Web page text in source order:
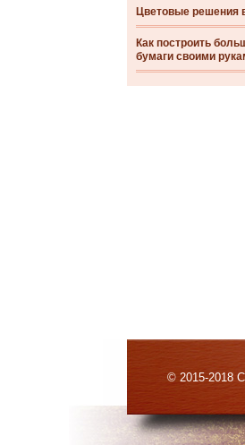
Цветовые решения
Как построить
бумаги своими
© 2015-2018